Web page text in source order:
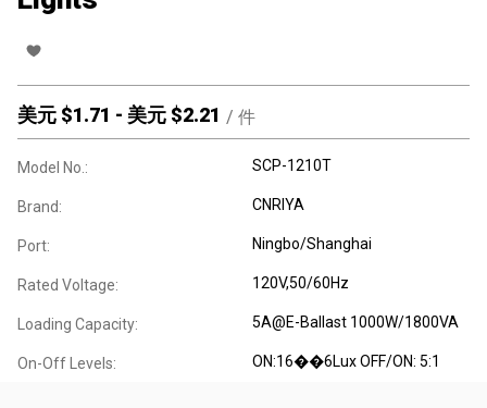
美元 $1.71 - 美元 $2.21 / 件
Model No.: SCP-1210T
Brand: CNRIYA
Port: Ningbo/Shanghai
Rated Voltage: 120V,50/60Hz
Loading Capacity: 5A@E-Ballast 1000W/1800VA
On-Off Levels: ON:16��6Lux OFF/ON: 5:1